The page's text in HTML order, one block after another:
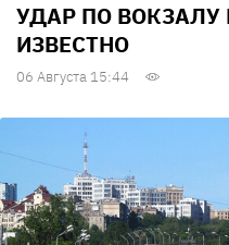
УДАР ПО ВОКЗАЛУ
ИЗВЕСТНО
06 Августа 15:44